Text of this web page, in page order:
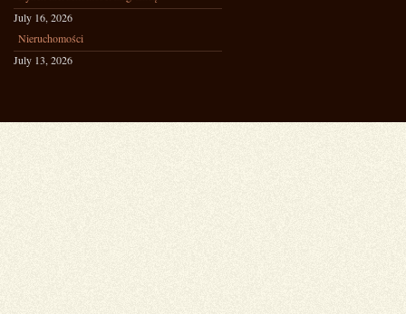
July 16, 2026
Nieruchomości
July 13, 2026